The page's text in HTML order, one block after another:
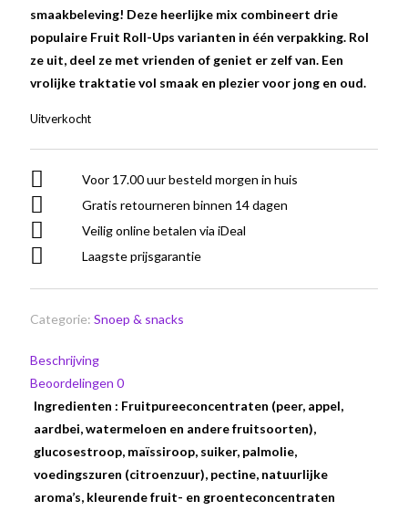
smaakbeleving! Deze heerlijke mix combineert drie
populaire Fruit Roll-Ups varianten in één verpakking. Rol
ze uit, deel ze met vrienden of geniet er zelf van. Een
vrolijke traktatie vol smaak en plezier voor jong en oud.
Uitverkocht
Voor 17.00 uur besteld morgen in huis
Gratis retourneren binnen 14 dagen
Veilig online betalen via iDeal
Laagste prijsgarantie
Categorie: Snoep & snacks
Beschrijving
Beoordelingen 0
Ingredienten : Fruitpureeconcentraten (peer, appel,
aardbei, watermeloen en andere fruitsoorten),
glucosestroop, maïssiroop, suiker, palmolie,
voedingszuren (citroenzuur), pectine, natuurlijke
aroma’s, kleurende fruit- en groenteconcentraten